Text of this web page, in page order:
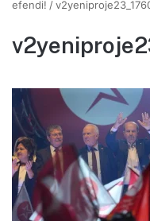
efendi! /